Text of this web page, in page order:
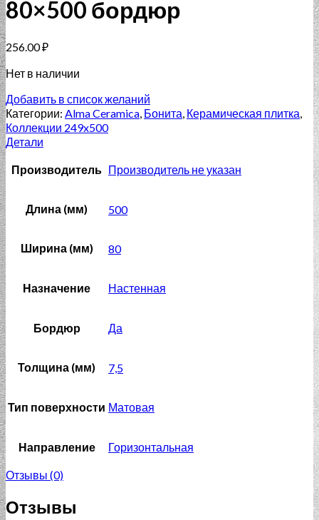
80×500 бордюр
256.00₽
Нет в наличии
Добавить в список желаний
Категории: Alma Ceramica, Бонита, Керамическая плитка,
Коллекции 249x500
Детали
Производитель Производитель не указан
Длина (мм) 500
Ширина (мм) 80
Назначение Настенная
Бордюр Да
Толщина (мм) 7,5
Тип поверхности Матовая
Направление Горизонтальная
Отзывы (0)
Отзывы